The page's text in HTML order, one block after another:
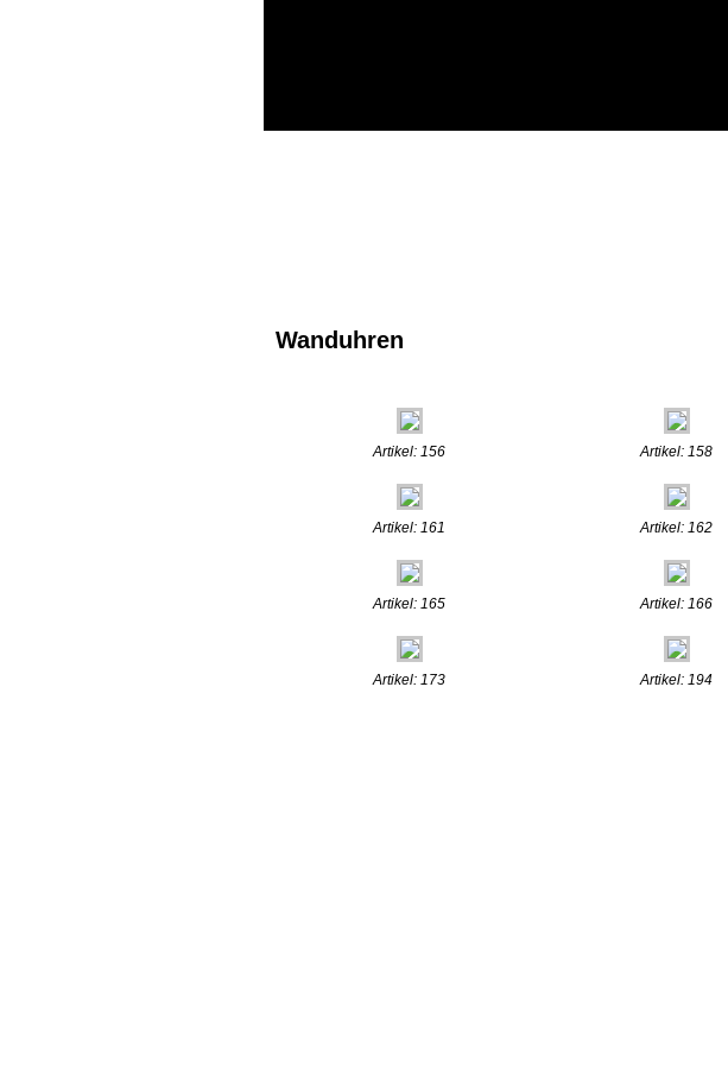
Wanduhren
Artikel: 156 Artikel: 158
Artikel: 161 Artikel: 162
Artikel: 165 Artikel: 166
Artikel: 173 Artikel: 194